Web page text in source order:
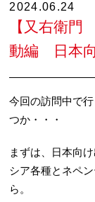
2024.06.24
【又右衛
動編 日本向
今回の訪問中で
つか・・・
まずは、日本向
シア各種とネペ
ら。